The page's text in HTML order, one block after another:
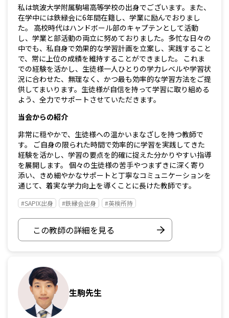
私は筑波大学附属駒場高等学校の出身でございます。また、
在学中には鉄緑会に6年間在籍し、学業に励んでおりまし
た。 高校時代はハンドボール部のキャプテンとして活動
し、学業と部活動の両立に努めておりました。多忙な日々の
中でも、私自身で効果的な学習計画を立案し、実践すること
で、常に上位の成績を維持することができました。 これま
での経験を活かし、生徒様一人ひとりの学力レベルや学習状
況に合わせた、無理なく、かつ最も効率的な学習方法をご提
供してまいります。生徒様が自信を持って学習に取り組める
よう、全力でサポートさせていただきます。
当会からの紹介
非常に穏やかで、生徒様への温かいまなざしを持つ教師で
す。 ご自身の限られた時間で効率的に学習を実践してきた
経験を活かし、学習の要点を的確に捉えた分かりやすい指導
を展開します。 個々の生徒様の苦手やつまずきに深く寄り
添い、きめ細やかなサポートと丁寧なコミュニケーションを
通じて、着実な学力向上を導くことに長けた教師です。
#SAPIX出身 #鉄縁会出身 #英検所持
この教師の詳細を見る
生駒先生